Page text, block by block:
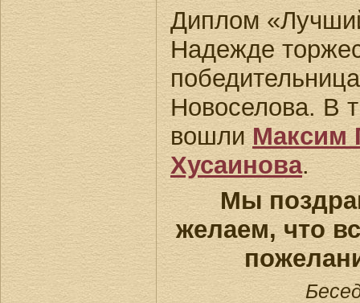
Диплом
Надежде
Новоселова. В
вошлиМаксим
Хусаинова.
Мы
желаем, что